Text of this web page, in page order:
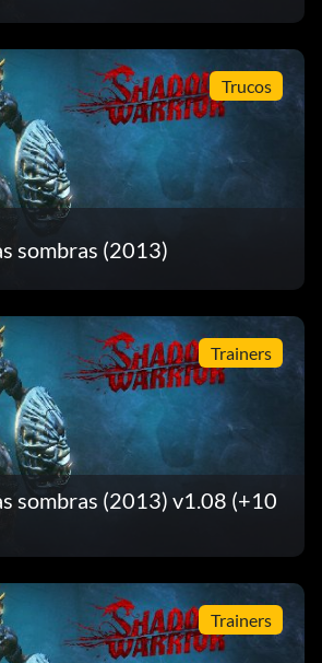
Trucos
sombras (2013)
Trainers
sombras (2013) v1.08 (+10
Trainers